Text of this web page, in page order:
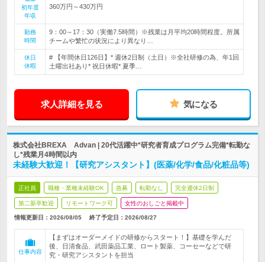
初年度
年収
360万円～430万円
勤務
時間
9：00～17：30（実働7.5時間）※残業は月平均20時間程度。所属
チームや繁忙の状況により異なり…
休日
休暇
# 【年間休日126日】* 週休2日制（土日）※全社研修の為、年1回
土曜出社あり* 祝日休暇* 夏季…
求人詳細を見る 気になる
株式会社BREXA Advan | 20代活躍中*研究者育成プログラム完備*転勤な
し*残業月4時間以内
未経験大歓迎！【研究アシスタント】(医薬/化学/食品/化粧品等)
正社員 職種・業種未経験OK 急募 転勤なし 完全週休2日制
第二新卒歓迎 リモートワーク可 女性のおしごと掲載中
情報更新日：2026/08/05 終了予定日： 2026/08/27
仕事内容
【まずはオーダーメイドの研修からスタート！】基礎を学んだ
後、日清食品、武田薬品工業、ロート製薬、コーセーなどで研
究・研究アシスタントを担当